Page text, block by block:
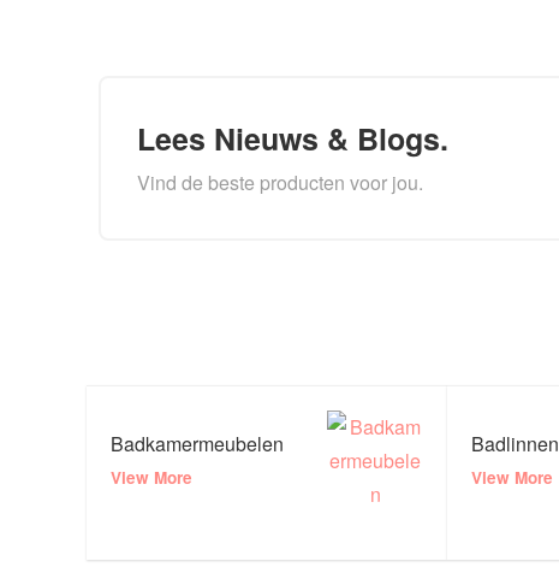
Lees Nieuws & Blogs.
Vind de beste producten voor jou.
Badkamermeubelen
View More
Badlinnen
View More